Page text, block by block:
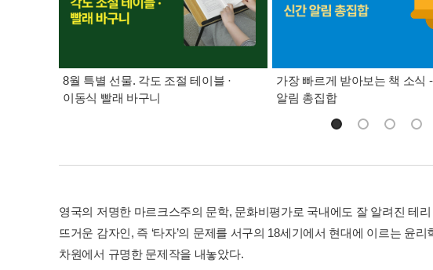
8월 특별 선물. 각도 조절 테이블 ·
이동식 빨래 바구니
가장 빠르게 받아보는 책 소식
알림 총집합
영국의 저명한 마르크스주의 문학, 문화비평가로 국내에도 잘 알려진 테
뜨거운 감자인, 즉 ‘타자’의 문제를 서구의 18세기에서 현대에 이르는 윤
차원에서 규명한 문제작을 내놓았다.